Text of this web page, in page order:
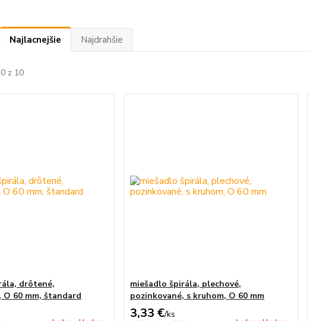
Najlacnejšie Najdrahšie
z 10
drôtené,
O 60 mm, štandard
miešadlo špirála, plechové,
pozinkované, s kruhom, O 60 mm
3,33 €/ks